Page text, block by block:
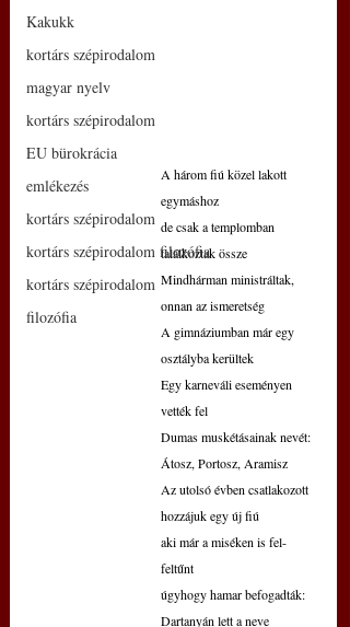
Kakukk
kortárs szépirodalom
magyar nyelv
kortárs szépirodalom
EU bürokrácia
emlékezés
kortárs szépirodalom
kortárs szépirodalom filozófia
kortárs szépirodalom
filozófia
A három fiú közel lakott
egymáshoz
de csak a templomban
találkoztak össze
Mindhárman ministráltak,
onnan az ismeretség
A gimnáziumban már egy
osztályba kerültek
Egy karneváli eseményen
vették fel
Dumas muskétásainak nevét:
Átosz, Portosz, Aramisz
Az utolsó évben csatlakozott
hozzájuk egy új fiú
aki már a miséken is fel-
feltűnt
úgyhogy hamar befogadták:
Dartanyán lett a neve